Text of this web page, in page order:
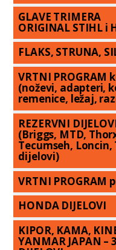
GLAVE TRIMERA
ORIGINAL STIHL i
FLAKS, STRUNA,
VRTNI PROGRAM
(noževi, adapteri,
remenice, ležaj,
REZERVNI
(Briggs, MTD,
Tecumseh,
dijelovi)
VRTNI PROGRAM
HONDA DIJELOVI
KIPOR, KAMA,
YANMAR JAPAN –